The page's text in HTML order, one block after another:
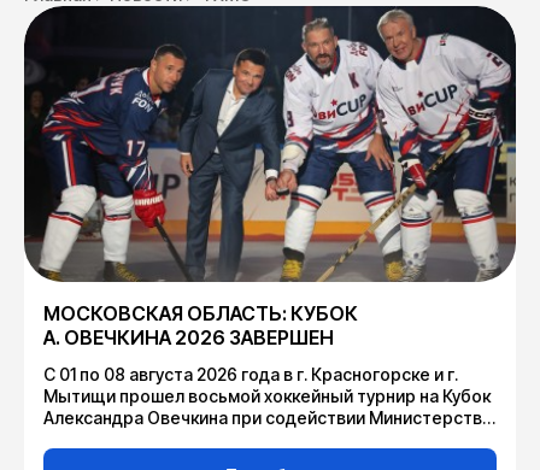
МОСКОВСКАЯ ОБЛАСТЬ: КУБОК
А. ОВЕЧКИНА 2026 ЗАВЕРШЕН
С 01 по 08 августа 2026 года в г. Красногорске и г.
Мытищи прошел восьмой хоккейный турнир на Кубок
Александра Овечкина при содействии Министерства
совместно с ГАУ МО «Дирекция по организации и